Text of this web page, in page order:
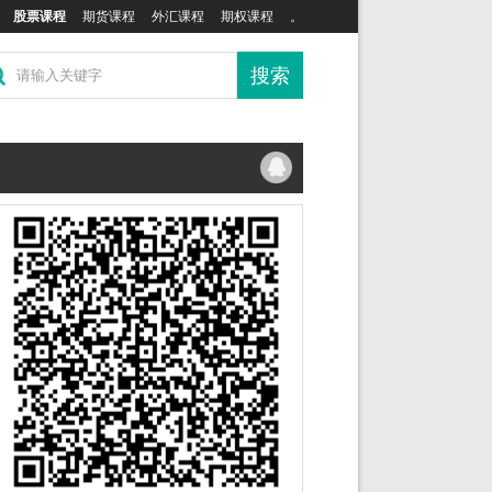
股票课程 期货课程 外汇课程 期权课程 。